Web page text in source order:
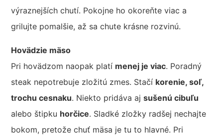
výraznejších chutí. Pokojne ho okoreňte viac a
grilujte pomalšie, až sa chute krásne rozvinú.
Hovädzie mäso
Pri hovädzom naopak platí menej je viac. Poradný
steak nepotrebuje zložitú zmes. Stačí korenie, soľ,
trochu cesnaku. Niekto pridáva ajsušenú cibuľu
alebo štipku horčice. Sladké zložky radšej nechajte
bokom, pretože chuť mäsa je tu to hlavné. Pri